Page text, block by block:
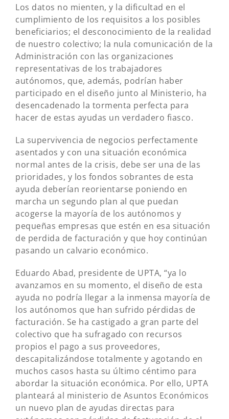
Los datos no mienten, y la dificultad en el
cumplimiento de los requisitos a los posibles
beneficiarios; el desconocimiento de la realidad
de nuestro colectivo; la nula comunicación de la
Administración con las organizaciones
representativas de los trabajadores
autónomos, que, además, podrían haber
participado en el diseño junto al Ministerio, ha
desencadenado la tormenta perfecta para
hacer de estas ayudas un verdadero fiasco.
La supervivencia de negocios perfectamente
asentados y con una situación económica
normal antes de la crisis, debe ser una de las
prioridades, y los fondos sobrantes de esta
ayuda deberían reorientarse poniendo en
marcha un segundo plan al que puedan
acogerse la mayoría de los autónomos y
pequeñas empresas que estén en esa situación
de perdida de facturación y que hoy continúan
pasando un calvario económico.
Eduardo Abad, presidente de UPTA, “ya lo
avanzamos en su momento, el diseño de esta
ayuda no podría llegar a la inmensa mayoría de
los autónomos que han sufrido pérdidas de
facturación. Se ha castigado a gran parte del
colectivo que ha sufragado con recursos
propios el pago a sus proveedores,
descapitalizándose totalmente y agotando en
muchos casos hasta su último céntimo para
abordar la situación económica. Por ello, UPTA
planteará al ministerio de Asuntos Económicos
un nuevo plan de ayudas directas para